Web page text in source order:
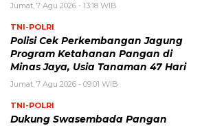
Jumat, 7 Agu 2026 - 13:18 WIB
TNI-POLRI
Polisi Cek Perkembangan Jagung
Program Ketahanan Pangan di
Minas Jaya, Usia Tanaman 47 Hari
Jumat, 7 Agu 2026 - 09:01 WIB
TNI-POLRI
Dukung Swasembada Pangan